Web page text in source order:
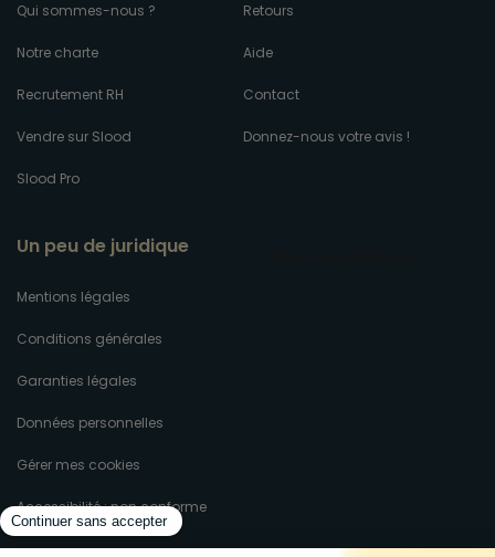
Qui sommes-nous ?
Notre charte
Recrutement RH
Vendre sur Slood
Slood Pro
Retours
Aide
Contact
Donnez-nous votre avis !
Un peu de juridique
Mentions légales
Conditions générales
Garanties légales
Données personnelles
Gérer mes cookies
Accessibilité : non conforme